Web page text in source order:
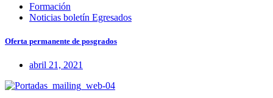
Formación
Noticias boletín Egresados
Oferta permanente de posgrados
abril 21, 2021